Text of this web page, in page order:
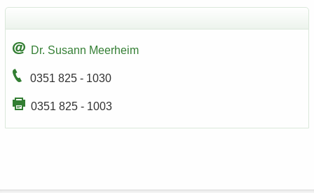
Dr. Su­sann Meer­heim
0351 825 - 1030
0351 825 - 1003